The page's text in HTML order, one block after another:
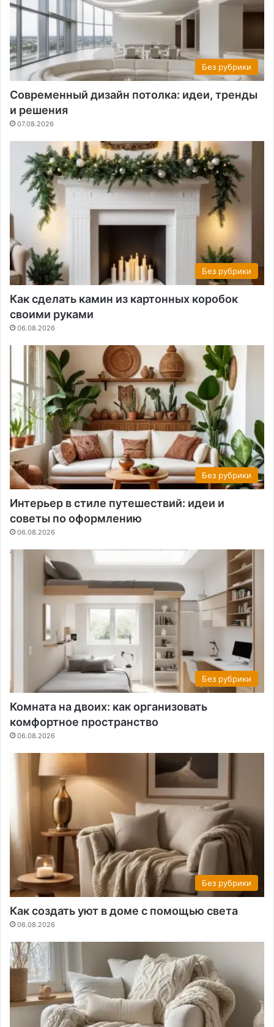
Без рубрики
Современный дизайн потолка: идеи, тренды
и решения
07.08.2026
Без рубрики
Как сделать камин из картонных коробок
своими руками
06.08.2026
Без рубрики
Интерьер в стиле путешествий: идеи и
советы по оформлению
06.08.2026
Без рубрики
Комната на двоих: как организовать
комфортное пространство
06.08.2026
Без рубрики
Как создать уют в доме с помощью света
06.08.2026